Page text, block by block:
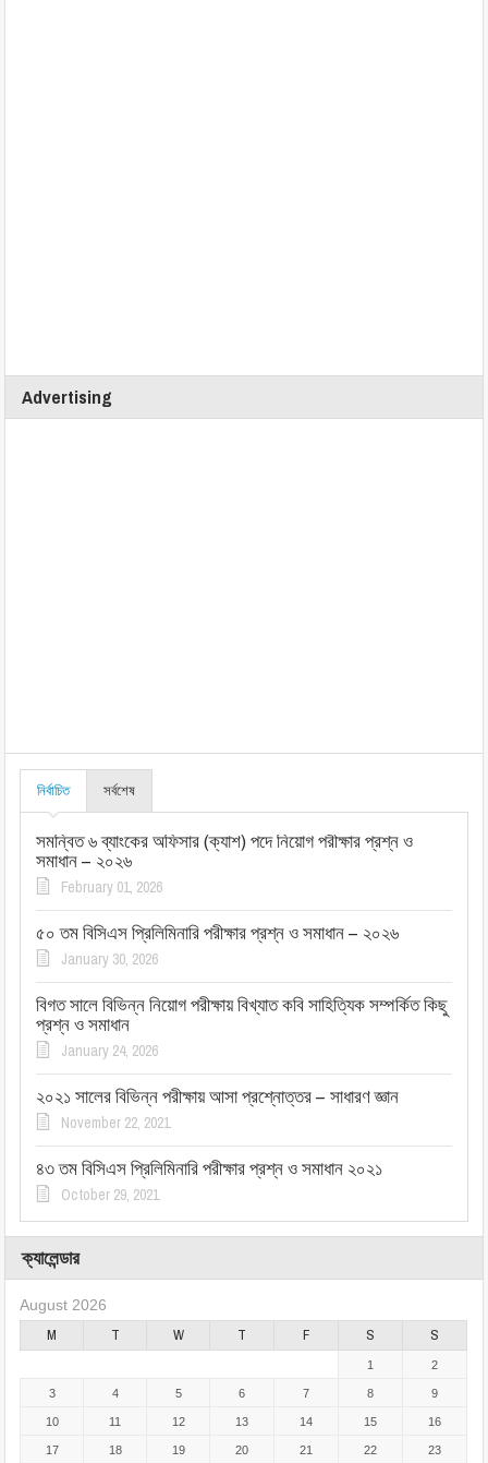
Advertising
নির্বাচিত সর্বশেষ
সমন্বিত ৬ ব্যাংকের অফিসার (ক্যাশ) পদে নিয়োগ পরীক্ষার প্রশ্ন ও
সমাধান – ২০২৬
February 01, 2026
৫০ তম বিসিএস প্রিলিমিনারি পরীক্ষার প্রশ্ন ও সমাধান – ২০২৬
January 30, 2026
বিগত সালে বিভিন্ন নিয়োগ পরীক্ষায় বিখ্যাত কবি সাহিত্যিক সম্পর্কিত কিছু
প্রশ্ন ও সমাধান
January 24, 2026
২০২১ সালের বিভিন্ন পরীক্ষায় আসা প্রশ্নোত্তর – সাধারণ জ্ঞান
November 22, 2021
৪৩ তম বিসিএস প্রিলিমিনারি পরীক্ষার প্রশ্ন ও সমাধান ২০২১
October 29, 2021
ক্যালেন্ডার
August 2026
M T W T F S S
1 2
3 4 5 6 7 8 9
10 11 12 13 14 15 16
17 18 19 20 21 22 23